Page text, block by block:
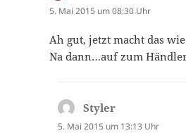
5. Mai 2015 um 08:30 Uhr
Ah gut, jetzt macht das
Na dann…auf zum
Styler
5. Mai 2015 um 13:13 Uhr